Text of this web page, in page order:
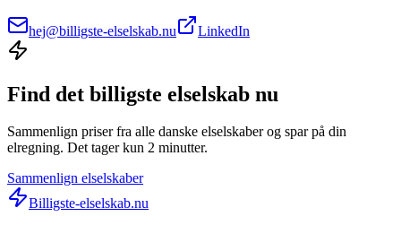
hej@billigste-elselskab.nu LinkedIn
Find det billigste elselskab nu
Sammenlign priser fra alle danske elselskaber og spar på din
elregning. Det tager kun 2 minutter.
Sammenlign elselskaber
Billigste-elselskab.nu